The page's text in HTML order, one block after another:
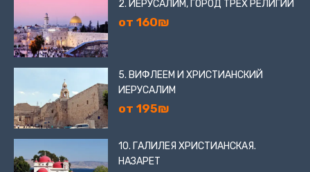
2. ИЕРУСАЛИМ, ГОРОД ТРЁХ РЕЛИГИЙ
от 160₪
5. ВИФЛЕЕМ И ХРИСТИАНСКИЙ
ИЕРУСАЛИМ
от 195₪
10. ГАЛИЛЕЯ ХРИСТИАНСКАЯ.
НАЗАРЕТ